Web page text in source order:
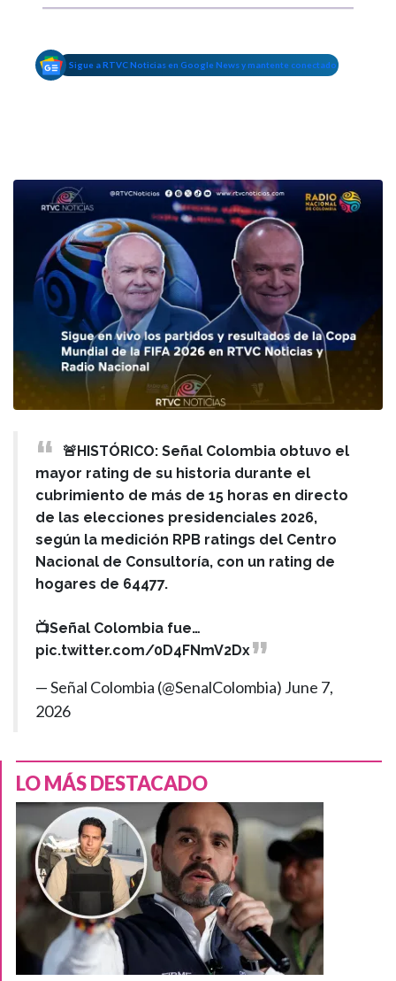
Sigue a RTVC Noticias en Google News y mantente conectado
🚨HISTÓRICO: Señal Colombia obtuvo el
mayor rating de su historia durante el
cubrimiento de más de 15 horas en directo
de las elecciones presidenciales 2026,
según la medición RPB ratings del Centro
Nacional de Consultoría, con un rating de
hogares de 64477.
📺Señal Colombia fue…
pic.twitter.com/0D4FNmV2Dx
— Señal Colombia (@SenalColombia) June 7,
2026
LO MÁS DESTACADO